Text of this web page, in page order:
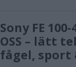
Sony FE
OSS – lätt
fågel, sport